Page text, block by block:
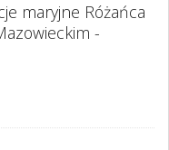
maryjne Różańca
-